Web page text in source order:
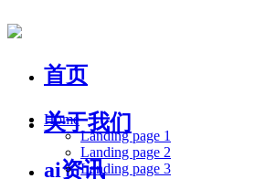
首页
关于我们
ai资讯
Home
Landing page 1
Landing page 2
Landing page 3